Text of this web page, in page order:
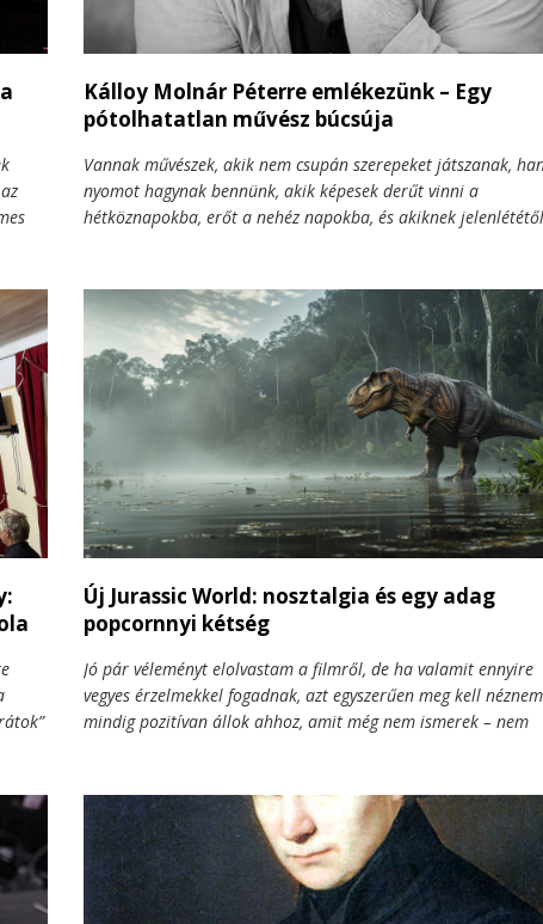
is
Kálloy Molnár Péterre emlékezünk – Egy
pótolhatatlan művész búcsúja
Vannak művészek, akik nem csupán szerepeket játszanak,
nyomot hagynak bennünk, akik képesek derűt vinni a
hétköznapokba, erőt a nehéz napokba, és akiknek jelenlététől
tanár, aki úgy volt derűs és játékos, hogy közben mély
érzékenységgel fordult a világ felé. Halálának híre váratlanul
érkezett és megrendítette az országot — hiszen alig másfél
még életművének egyik legfontosabb alakításáért vehette át
magyar szakmai díját. Most, hogy búcsúzni kényszerülünk
különösen fájdalmas látni, milyen hatalmas űrt hagy maga
ez a kivételes tehetség.
Új Jurassic World: nosztalgia és egy adag
popcornnyi kétség
Jó pár véleményt elolvastam a filmről, de ha valamit ennyire
vegyes érzelmekkel fogadnak, azt egyszerűen meg kell
mindig pozitívan állok ahhoz, amit még nem ismerek – nem
World: Újjászületés nem csak egy újabb dínós mozi: ez a
nosztalgia és a látvány összecsapása a sablonokkal és a fáradt
franchise-vonallal. De vajon megérte a jegy árát?